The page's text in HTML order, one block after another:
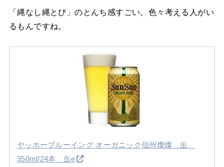
「縄なし縄とび」のとんち感すごい。色々考える人がい
るもんですね。
ヤッホーブルーイング オーガニック信州燦燦 缶
350ml/24本 缶e